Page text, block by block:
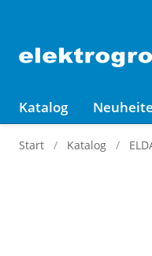
Katalog
Start Katalog